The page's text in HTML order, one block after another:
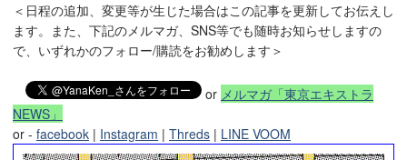
＜日程の追加、変更等が生じた場合はこの記事を更新してお伝えし
ます。また、下記のメルマガ、SNS等でも随時お知らせしますの
で、いずれかのフォロー/購読をお勧めします＞
or メルマガ「東京エキストラ
NEWS」
or - facebook | Instagram | Threds | LINE VOOM